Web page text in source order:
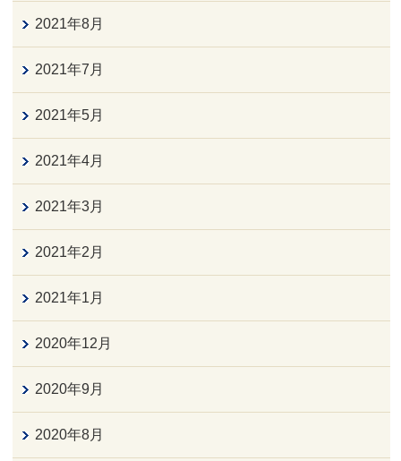
2021年8月
2021年7月
2021年5月
2021年4月
2021年3月
2021年2月
2021年1月
2020年12月
2020年9月
2020年8月